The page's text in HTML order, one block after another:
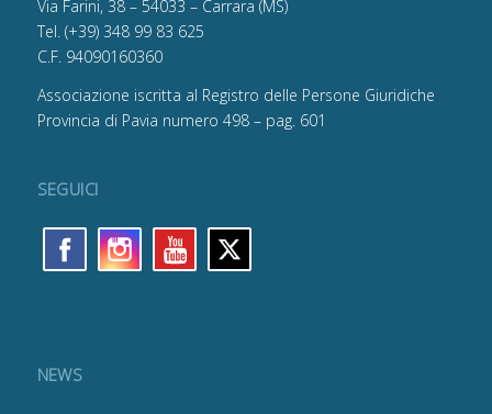
Via Farini, 38 – 54033 – Carrara (MS)
Tel. (+39) 348 99 83 625
C.F. 94090160360
Associazione iscritta al Registro delle Persone Giuridiche
Provincia di Pavia numero 498 – pag. 601
SEGUICI
NEWS